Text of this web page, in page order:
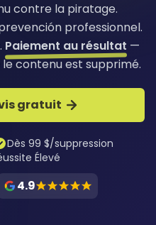
contre la piratage.
professionnel.
Paiement au résultat —
contenu est supprimé.
gratuit
Dès 99 $/suppression
Élevé
4.9